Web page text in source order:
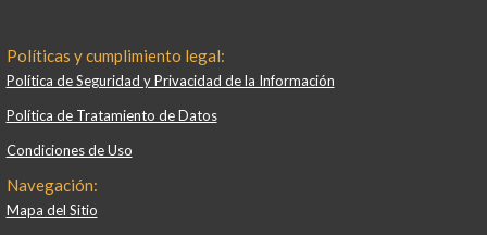
Políticas y cumplimiento legal:
Política de Seguridad y Privacidad de la Información
Política de Tratamiento de Datos
Condiciones de Uso
Navegación:
Mapa del Sitio